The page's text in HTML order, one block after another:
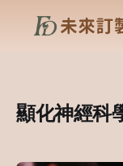
顯化神經科